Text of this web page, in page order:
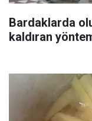
Bardaklarda
kaldıran